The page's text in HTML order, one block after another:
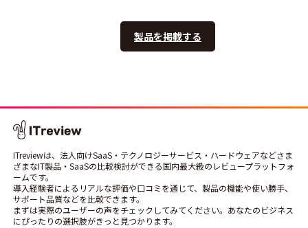
製品を掲載する
ITreviewは、法人向けSaaS・テクノロジーサービス・ハードウェアなどさま
ざまなIT製品・SaaSの比較検討ができる国内最大級のレビュープラットフォ
ームです。
導入経験者によるリアルな評価や口コミを通じて、製品の機能や使い勝手、
サポート品質などを比較できます。
まずは実際のユーザーの声をチェックしてみてください。あなたのビジネス
にぴったりの選択肢がきっと見つかります。